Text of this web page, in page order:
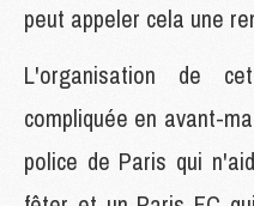
peut appeler cela une
L'organisation de
compliquée en avant-
police de Paris qui